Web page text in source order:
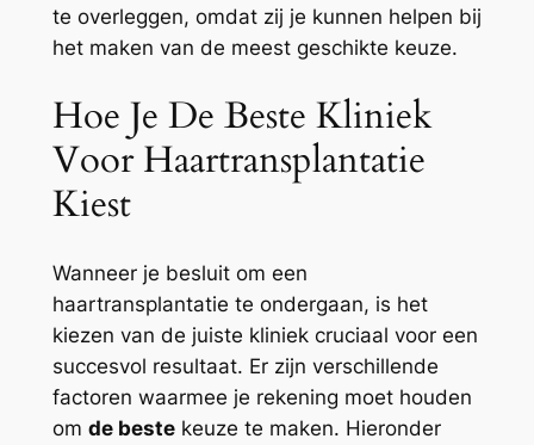
te overleggen, omdat zij je kunnen helpen bij
het maken van de meest geschikte keuze.
Hoe Je De Beste Kliniek
Voor Haartransplantatie
Kiest
Wanneer je besluit om een
haartransplantatie te ondergaan, is het
kiezen van de juiste kliniek cruciaal voor een
succesvol resultaat. Er zijn verschillende
factoren waarmee je rekening moet houden
om de bestekeuze te maken. Hieronder